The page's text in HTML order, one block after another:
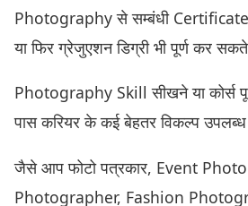
Photography से सम्बंधी Certificate
या फिर ग्रेजुएशन डिग्री भी पूर्ण कर
Photography Skill सीखने या कोर्स
पास करियर के कई बेहतर विकल्प
जैसे आप फोटो पत्रकार, Event
Photographer, Fashion